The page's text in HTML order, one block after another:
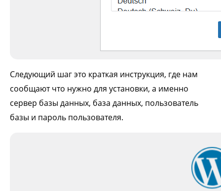
Следующий шаг это краткая инструкция, где нам
сообщают что нужно для установки, а именно
сервер базы данных, база данных, пользователь
базы и пароль пользователя.